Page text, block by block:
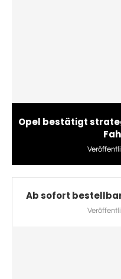
Opel bestätigt
Ab sofort